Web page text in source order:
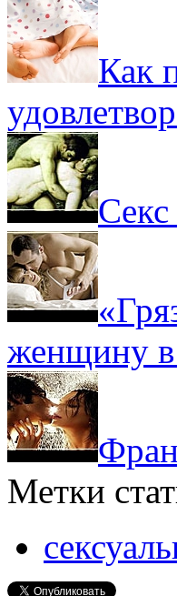
Как
женщину в
Метки